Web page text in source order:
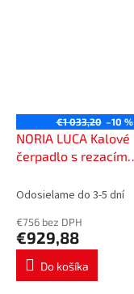
€1 033,20 –10 %
NORIA LUCA Kalové
čerpadlo s rezacím
10m, 600110
Odosielame do 3-5 dní
€756 bez DPH
€929,88
Do košíka